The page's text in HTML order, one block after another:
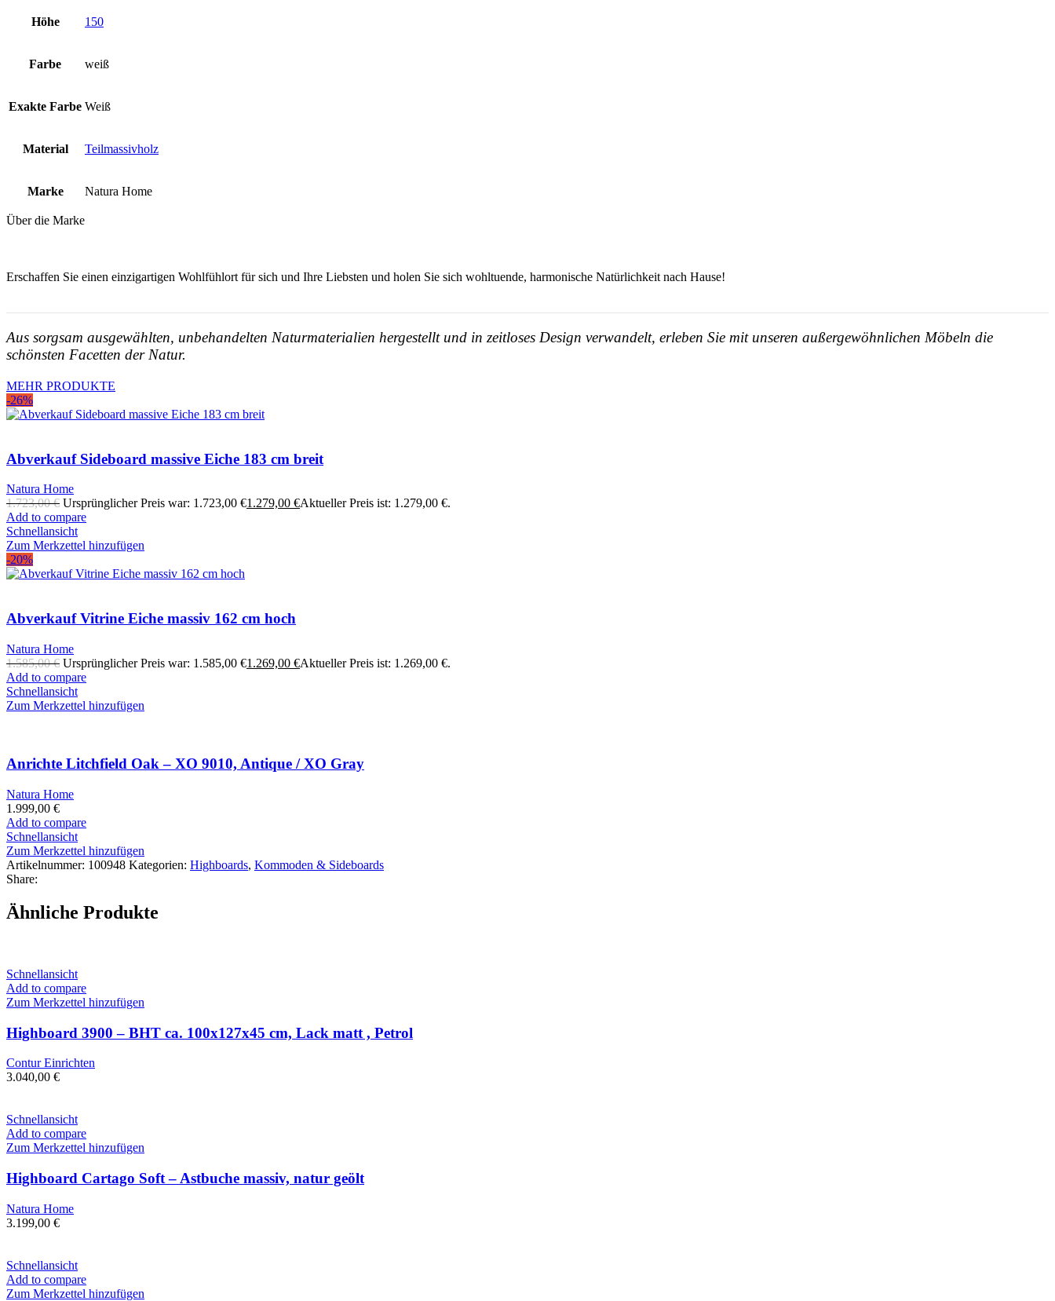
Höhe 150
Farbe weiß
Exakte Farbe Weiß
Material Teilmassivholz
Marke Natura Home
Über die Marke
Erschaffen Sie einen einzigartigen Wohlfühlort für sich und Ihre Liebsten und holen Sie sich wohltuende, harmonische Natürlichkeit nach Hause!
Aus sorgsam ausgewählten, unbehandelten Naturmaterialien hergestellt und in zeitloses Design verwandelt, erleben Sie mit unseren außergewöhnlichen Möbeln die
schönsten Facetten der Natur.
MEHR PRODUKTE
-26%
Abverkauf Sideboard massive Eiche 183 cm breit
Natura Home
1.723,00€ Ursprünglicher Preis war: 1.723,00 €1.279,00 €Aktueller Preis ist: 1.279,00 €.
Add to compare
Schnellansicht
Zum Merkzettel hinzufügen
-20%
Abverkauf Vitrine Eiche massiv 162 cm hoch
Natura Home
1.585,00€ Ursprünglicher Preis war: 1.585,00 €1.269,00 €Aktueller Preis ist: 1.269,00 €.
Add to compare
Schnellansicht
Zum Merkzettel hinzufügen
Anrichte Litchfield Oak – XO 9010, Antique / XO Gray
Natura Home
1.999,00 €
Add to compare
Schnellansicht
Zum Merkzettel hinzufügen
Artikelnummer: 100948 Kategorien: Highboards, Kommoden & Sideboards
Share:
Ähnliche Produkte
Schnellansicht
Add to compare
Zum Merkzettel hinzufügen
Highboard 3900 – BHT ca. 100x127x45 cm, Lack matt , Petrol
Contur Einrichten
3.040,00 €
Schnellansicht
Add to compare
Zum Merkzettel hinzufügen
Highboard Cartago Soft – Astbuche massiv, natur geölt
Natura Home
3.199,00 €
Schnellansicht
Add to compare
Zum Merkzettel hinzufügen